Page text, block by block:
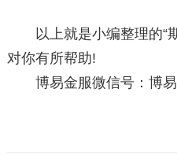
以上就是小编整理的“
对你有所帮助!
博易金服微信号：博易